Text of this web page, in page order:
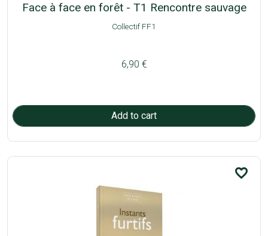
Face à face en forêt - T1 Rencontre sauvage
Collectif FF1
6,90 €
favorite_border